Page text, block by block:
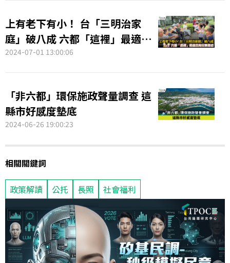
上有老下有小！ 台「三明治家
庭」破八成 六都「這裡」最適合
育兒兼養老
2024-07-01 13:00:06
「非六都」環保施政聲量調查 這
縣市好感度墊底
2024-06-26 19:00:23
相關關鍵詞
政策解讀 公托 長照 社會福利